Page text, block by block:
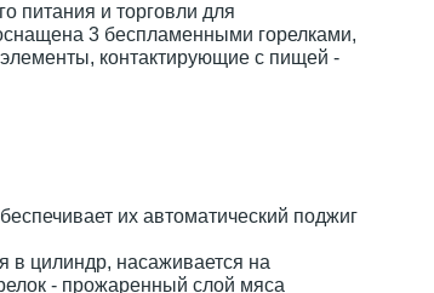
питания и торговли для
3 беспламенными горелками,
контактирующие с пищей -
их автоматический поджиг
в цилиндр, насаживается на
- прожаренный слой мяса